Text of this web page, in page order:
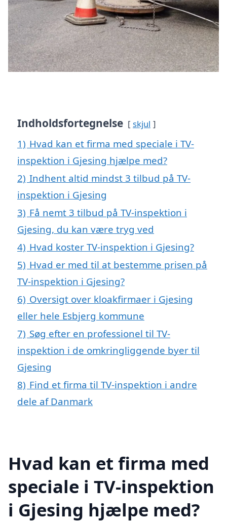
Indholdsfortegnelse skjul
1) Hvad kan et firma med speciale i TV-
inspektion i Gjesing hjælpe med?
2) Indhent altid mindst 3 tilbud på TV-
inspektion i Gjesing
3) Få nemt 3 tilbud på TV-inspektion i
Gjesing, du kan være tryg ved
4) Hvad koster TV-inspektion i Gjesing?
5) Hvad er med til at bestemme prisen på
TV-inspektion i Gjesing?
6) Oversigt over kloakfirmaer i Gjesing
eller hele Esbjerg kommune
7) Søg efter en professionel til TV-
inspektion i de omkringliggende byer til
Gjesing
8) Find et firma til TV-inspektion i andre
dele af Danmark
Hvad kan et firma med
speciale i TV-inspektion
i Gjesing hjælpe med?